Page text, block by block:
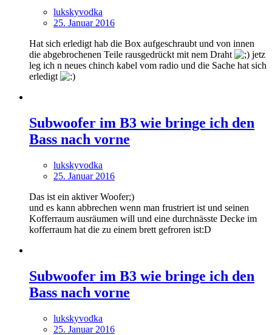
lukskyvodka
25. Januar 2016
Hat sich erledigt hab die Box aufgeschraubt und von innen
die abgebrochenen Teile rausgedrückt mit nem Draht
jetz
leg ich n neues chinch kabel vom radio und die Sache hat sich
erledigt
Subwoofer im B3 wie bringe ich den
Bass nach vorne
lukskyvodka
25. Januar 2016
Das ist ein aktiver Woofer;)
und es kann abbrechen wenn man frustriert ist und seinen
Kofferraum ausräumen will und eine durchnässte Decke im
kofferraum hat die zu einem brett gefroren ist:D
Subwoofer im B3 wie bringe ich den
Bass nach vorne
lukskyvodka
25. Januar 2016